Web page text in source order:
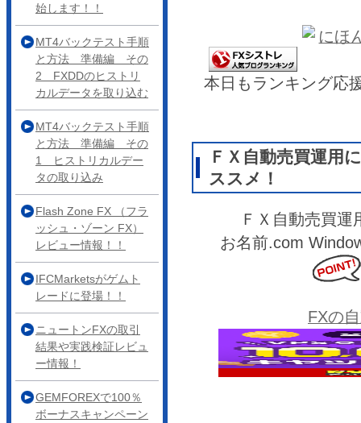
本日もランキング応
ＦＸ自動売買運用
ススメ！
ＦＸ自動売買
お名前.com
FXの
始します！！
MT4バックテスト手順
と方法 準備編 その
2 FXDDのヒストリ
カルデータを取り込む
MT4バックテスト手順
と方法 準備編 その
1 ヒストリカルデー
タの取り込み
Flash Zone FX （フラ
ッシュ・ゾーン FX）
レビュー情報！！
IFCMarketsがゲムト
レードに登場！！
ニュートンFXの取引
結果や実践検証レビュ
ー情報！
GEMFOREXで100％
ボーナスキャンペーン